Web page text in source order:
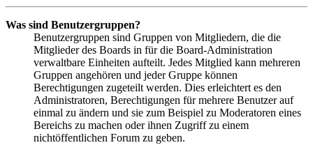
Was sind Benutzergruppen?
Benutzergruppen sind Gruppen von Mitgliedern, die die
Mitglieder des Boards in für die Board-Administration
verwaltbare Einheiten aufteilt. Jedes Mitglied kann mehreren
Gruppen angehören und jeder Gruppe können
Berechtigungen zugeteilt werden. Dies erleichtert es den
Administratoren, Berechtigungen für mehrere Benutzer auf
einmal zu ändern und sie zum Beispiel zu Moderatoren eines
Bereichs zu machen oder ihnen Zugriff zu einem
nichtöffentlichen Forum zu geben.